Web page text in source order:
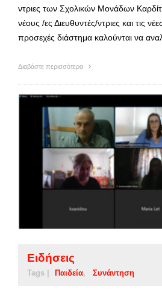
ντριες των Σχολικών Μονάδων
νέους /ες Διευθυντές/ντριες και τις
προσεχές διάστημα καλούνται να
Διαβάστε περισσότερα
Ειδήσεις
Tags | Παιδεία Συνάντηση